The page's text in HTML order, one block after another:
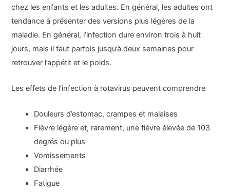
chez les enfants et les adultes. En général, les adultes ont
tendance à présenter des versions plus légères de la
maladie. En général, l’infection dure environ trois à huit
jours, mais il faut parfois jusqu’à deux semaines pour
retrouver l’appétit et le poids.
Les effets de l’infection à rotavirus peuvent comprendre
Douleurs d’estomac, crampes et malaises
Fièvre légère et, rarement, une fièvre élevée de 103
degrés ou plus
Vomissements
Diarrhée
Fatigue